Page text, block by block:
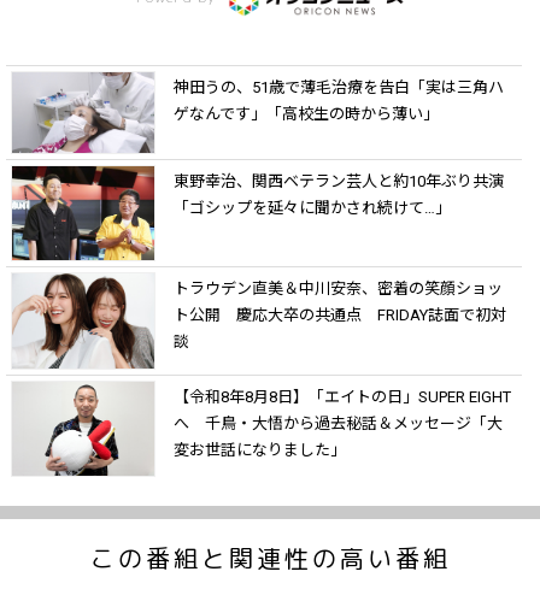
神田うの、51歳で薄毛治療を告白「実は三角ハ
ゲなんです」「高校生の時から薄い」
東野幸治、関西ベテラン芸人と約10年ぶり共演
「ゴシップを延々に聞かされ続けて…」
トラウデン直美＆中川安奈、密着の笑顔ショッ
ト公開 慶応大卒の共通点 FRIDAY誌面で初対
談
【令和8年8月8日】「エイトの日」SUPER EIGHT
へ 千鳥・大悟から過去秘話＆メッセージ「大
変お世話になりました」
この番組と関連性の高い番組